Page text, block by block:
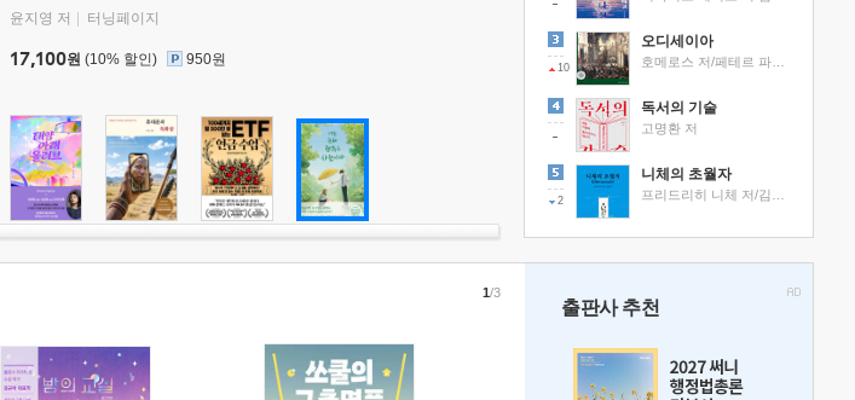
윤지영 저 터닝페이지
17,100원 (10% 할인) 950원 10
오디세이아
독서의 기술
고명환 저
2
니체의 초월자
1/3
출판사 추천